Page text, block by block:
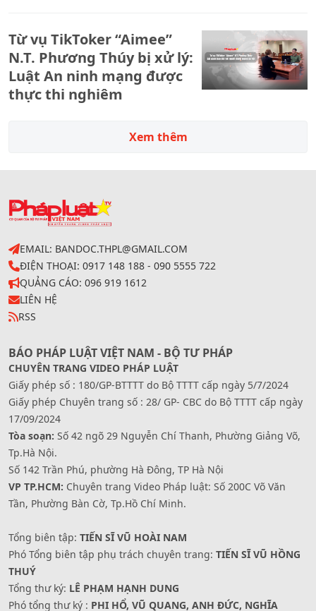
Từ vụ TikToker “Aimee”
N.T. Phương Thúy bị xử lý:
Luật An ninh mạng được
thực thi nghiêm
Xem thêm
EMAIL: BANDOC.THPL@GMAIL.COM
ĐIỆN THOẠI: 0917 148 188 - 090 5555 722
QUẢNG CÁO: 096 919 1612
LIÊN HỆ
RSS
BÁO PHÁP LUẬT VIỆT NAM - BỘ TƯ PHÁP
CHUYÊN TRANG VIDEO PHÁP LUẬT
Giấy phép số : 180/GP-BTTTT do Bộ TTTT cấp ngày 5/7/2024
Giấy phép Chuyên trang số : 28/ GP- CBC do Bộ TTTT cấp ngày
17/09/2024
Tòa soạn: Số 42 ngõ 29 Nguyễn Chí Thanh, Phường Giảng Võ,
Tp.Hà Nội.
Số 142 Trần Phú, phường Hà Đông, TP Hà Nội
VP TP.HCM: Chuyên trang Video Pháp luật: Số 200C Võ Văn
Tần, Phường Bàn Cờ, Tp.Hồ Chí Minh.
Tổng biên tập: TIẾN SĨ VŨ HOÀI NAM
Phó Tổng biên tập phụ trách chuyên trang: TIẾN SĨ VŨ HỒNG
THUÝ
Tổng thư ký: LÊ PHẠM HẠNH DUNG
Phó tổng thư ký : PHI HỔ, VŨ QUANG, ANH ĐỨC, NGHĨA